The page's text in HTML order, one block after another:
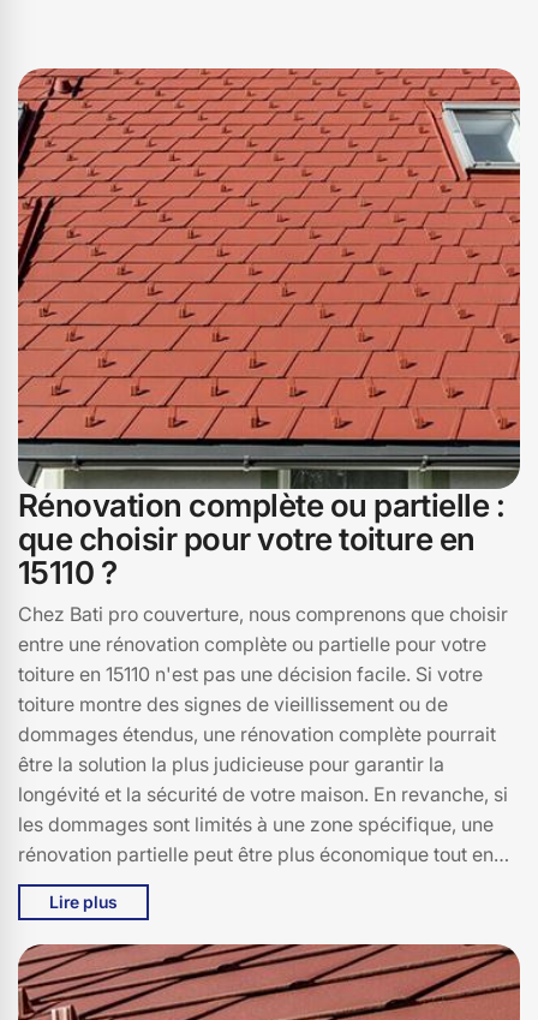
Rénovation complète ou partielle :
que choisir pour votre toiture en
15110 ?
Chez Bati pro couverture, nous comprenons que choisir
entre une rénovation complète ou partielle pour votre
toiture en 15110 n'est pas une décision facile. Si votre
toiture montre des signes de vieillissement ou de
dommages étendus, une rénovation complète pourrait
être la solution la plus judicieuse pour garantir la
longévité et la sécurité de votre maison. En revanche, si
les dommages sont limités à une zone spécifique, une
rénovation partielle peut être plus économique tout en
étant tout aussi efficace. À Lieutades, les intempéries
peuvent varier, ce qui peut également influencer votre
décision. Lors de l'évaluation de votre toiture, Bati pro
couverture prend en compte divers facteurs comme
l'état des matériaux, l'âge de la toiture et les conditions
Lire plus